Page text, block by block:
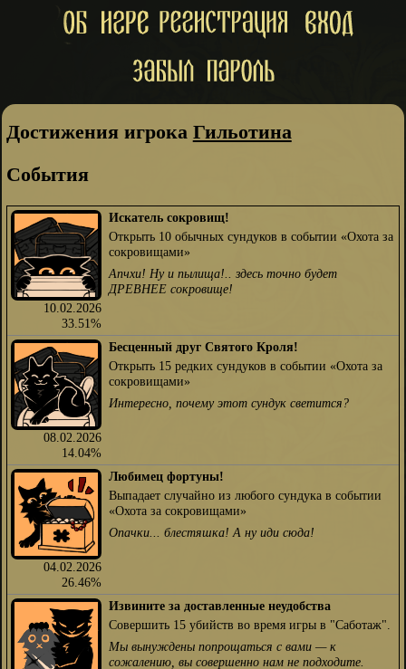
Достижения игрока Гильотина
События
10.02.2026
33.51%
Искатель сокровищ!
Открыть 10 обычных сундуков в событии «Охота за
сокровищами»
Апчхи! Ну и пылища!.. здесь точно будет
ДРЕВНЕЕ сокровище!
08.02.2026
14.04%
Бесценный друг Святого Кроля!
Открыть 15 редких сундуков в событии «Охота за
сокровищами»
Интересно, почему этот сундук светится?
04.02.2026
26.46%
Любимец фортуны!
Выпадает случайно из любого сундука в событии
«Охота за сокровищами»
Опачки... блестяшка! А ну иди сюда!
Извините за доставленные неудобства
Совершить 15 убийств во время игры в "Саботаж".
Мы вынуждены попрощаться с вами — к
сожалению, вы совершенно нам не подходите.